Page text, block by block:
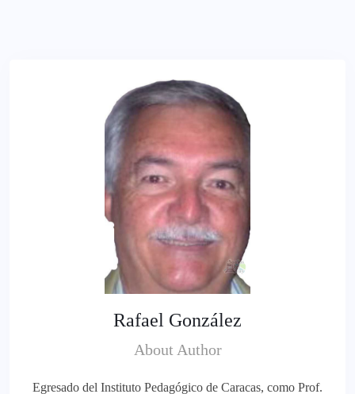
Rafael González
About Author
Egresado del Instituto Pedagógico de Caracas, como Prof.